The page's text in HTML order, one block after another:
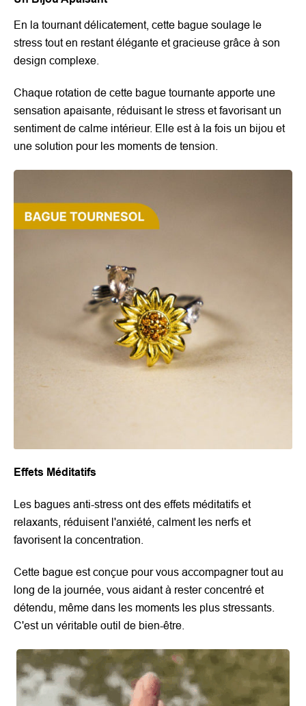
En la tournant délicatement, cette bague soulage le
stress tout en restant élégante et gracieuse grâce à son
design complexe.
Chaque rotation de cette bague tournante apporte une
sensation apaisante, réduisant le stress et favorisant un
sentiment de calme intérieur. Elle est à la fois un bijou et
une solution pour les moments de tension.
Effets Méditatifs
Les bagues anti-stress ont des effets méditatifs et
relaxants, réduisent l'anxiété, calment les nerfs et
favorisent la concentration.
Cette bague est conçue pour vous accompagner tout au
long de la journée, vous aidant à rester concentré et
détendu, même dans les moments les plus stressants.
C'est un véritable outil de bien-être.